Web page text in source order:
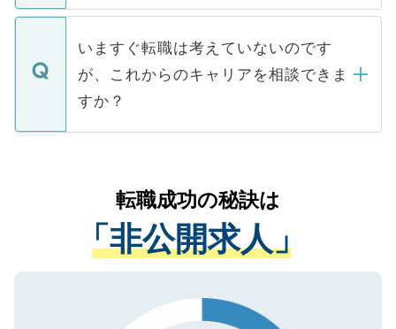
関を公にしてしまうと、応募が殺到する場
に、医療機関が求める条件に合った人材の
みを人材紹介会社に依頼するケースが増え
ています。
定を承諾する必要はありません。内定先へ
の辞退の連絡はキャリアパートナーが行い
個人情報が漏えいすることはありませんの
で、ご安心ください。当サイトからの登録
などで収集したご登録者様の個人情報は、
ご本人のキャリアアップおよび転職活動の
支援を目的に使用いたします。お預かりし
ているすべての個人データはご本人の許可
は、個人情報の取り扱いについての厳密な
管理基準を満たした事業者のみに付与され
る、プライバシーマークを取得済みです。
で、機密保持に関してもご安心ください。
いますぐ転職は考えていないのです
が、これからのキャリアを相談できま
すか？
かがいして、現在の医療機関の状況や紹介
経験をまじえながら、適切なアドバイスを
させていただきます。すぐにご転職をされ
ない方には、長期的なサポートが可能です
ので、まずはご登録ください。
転職成功の秘訣は
「非公開求人」